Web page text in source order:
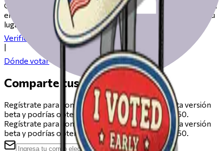
Consulta nuestros recursos para ayudarte a prepararte para
el día de las elecciones, desde registrarte hasta encontrar tu
lugar de votación.
Verifica tu registro
Dónde votar
Comparte tus comentarios
Regístrate para compartir comentarios sobre esta versión
beta y podrías obtener una tarjeta de regalo de $50.
Regístrate para compartir comentarios sobre esta versión
beta y podrías obtener una tarjeta de regalo de $50.